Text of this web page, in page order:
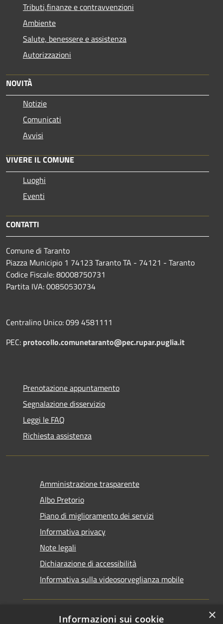
Tributi,finanze e contravvenzioni
Ambiente
Salute, benessere e assistenza
Autorizzazioni
NOVITÀ
Notizie
Comunicati
Avvisi
VIVERE IL COMUNE
Luoghi
Eventi
CONTATTI
Comune di Taranto
Piazza Municipio 1 74123 Taranto TA - 74121 - Taranto
Codice Fiscale: 80008750731
Partita IVA: 00850530734
Centralino Unico: 099 4581111
PEC: protocollo.comunetaranto@pec.rupar.puglia.it
Prenotazione appuntamento
Segnalazione disservizio
Leggi le FAQ
Richiesta assistenza
Amministrazione trasparente
Albo Pretorio
Piano di miglioramento dei servizi
Informativa privacy
Note legali
Dichiarazione di accessibilità
Informativa sulla videosorveglianza mobile
×
Informazioni sui cookie